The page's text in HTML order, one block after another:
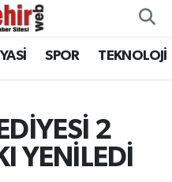
SPOR TEKNOLOJİ
2
YENİLEDİ
ve Fikstür